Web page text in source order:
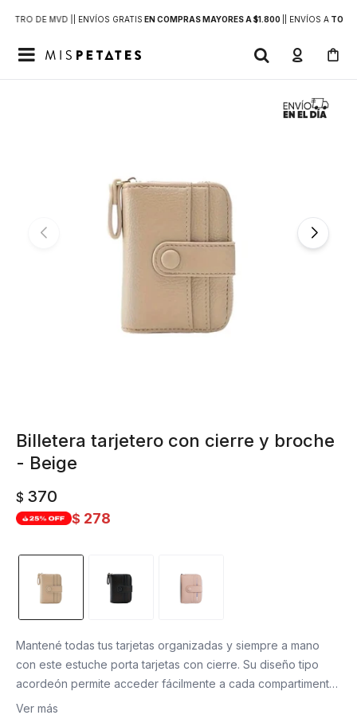
DE MVD | | ENVÍOS GRATIS EN COMPRAS MAYORES A $1.800 | ENVÍOS ATODO

Billetera tarjetero con cierre y broche
- Beige
$ 370
$ 278
Mantené todas tus tarjetas organizadas y siempre a mano
con este estuche porta tarjetas con cierre. Su diseño tipo
acordeón permite acceder fácilmente a cada compartimento,
mientras que su tamaño compacto lo hace ideal para llevar
Ver más